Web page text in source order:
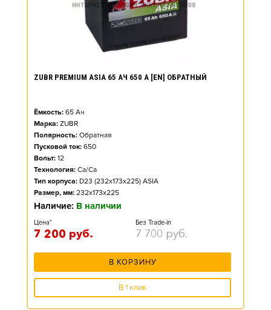
ZUBR PREMIUM ASIA 65 АЧ 650 А [EN] ОБРАТНЫЙ
Ёмкость: 65 Ач
Марка: ZUBR
Полярность: Обратная
Пусковой ток: 650
Вольт: 12
Технология: Ca/Ca
Тип корпуса: D23 (232x173x225) ASIA
Размер, мм: 232x173x225
Наличие: В наличии
Цена*
7 200 руб.
Без Trade-in
7 700 руб.
В КОРЗИНУ
В 1 клик